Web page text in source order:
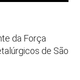
da Força
de São